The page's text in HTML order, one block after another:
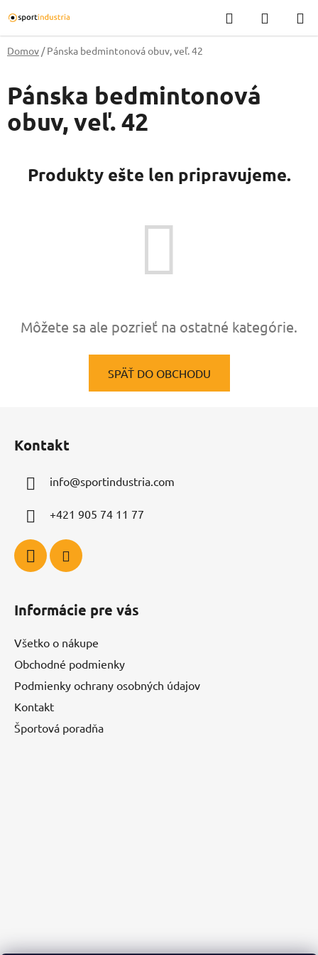
na
obsah
Hľadať
KOŠÍK
Domov / Pánska bedmintonová obuv, veľ. 42
Pánska bedmintonová
obuv, veľ. 42
Produkty ešte len pripravujeme.
Môžete sa ale pozrieť na ostatné kategórie.
SPÄŤ DO OBCHODU
Kontakt
info@sportindustria.com
+421 905 74 11 77
Informácie pre vás
Všetko o nákupe
Obchodné podmienky
Podmienky ochrany osobných údajov
Kontakt
Športová poradňa